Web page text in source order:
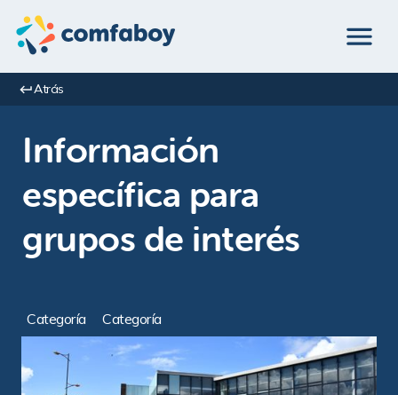
Atrás
Información
específica para
grupos de interés
Categoría Categoría